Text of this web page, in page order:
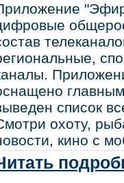
список
охоту,
кино с